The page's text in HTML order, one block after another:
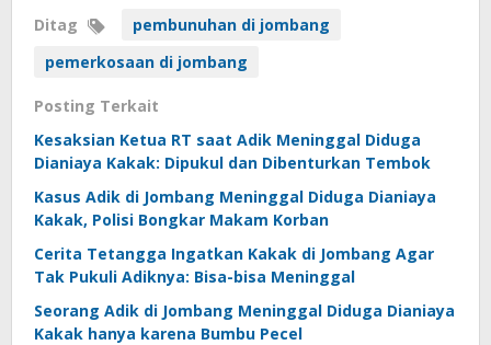
Ditag
pembunuhan di jombang
pemerkosaan di jombang
Posting Terkait
Kesaksian Ketua RT saat Adik Meninggal Diduga
Dianiaya Kakak: Dipukul dan Dibenturkan Tembok
Kasus Adik di Jombang Meninggal Diduga Dianiaya
Kakak, Polisi Bongkar Makam Korban
Cerita Tetangga Ingatkan Kakak di Jombang Agar
Tak Pukuli Adiknya: Bisa-bisa Meninggal
Seorang Adik di Jombang Meninggal Diduga Dianiaya
Kakak hanya karena Bumbu Pecel